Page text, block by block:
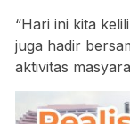
“Hari ini kita
juga hadir
aktivitas